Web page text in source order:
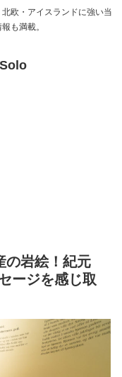
欧・アイスランドに強い当
も満載。
の岩絵！紀元
ージを感じ取